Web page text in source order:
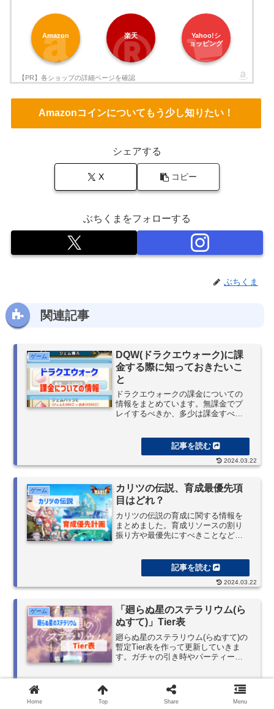
Amazon 楽天
Yahoo!シ
ョッピング
Amazonコインについてもう少し知りたい！
シェアする
X コピー
ぶちくまをフォローする
ぶちくま
関連記事
ゲーム
DQW(ドラクエウォーク)に課
金する際に知っておきたいこ
と
ドラクエウォークの課金についての
情報をまとめています。無課金でプ
レイするべきか、多少は課金すべき
2024.03.22
ゲーム
カリツの伝説、育成最優先項
目はどれ？
カリツの伝説の育成に関する情報を
まとめました。育成リソースの割り
振り方や最優先にすべきことなどを
2024.03.22
ゲーム
「廻らぬ星のステラリウム(ら
ぬすて)」Tier表
廻らぬ星のステラリウム(らぬすて)の
暫定Tier表を作って更新していきま
す。ガチャの引き時やパーティー編
ください。
2024.04.26
Home Top Share Menu